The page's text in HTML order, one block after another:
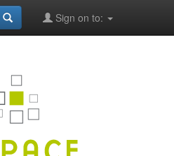
Sign on to: